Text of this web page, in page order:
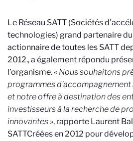
Le Réseau SATT (Sociétés
technologies) grand partenaire du
actionnaire de toutes les SATT
2012., a également répondu
l’organisme. « Nous souhaitons
programmes
et notre offre à destination des
investisseurs à la recherche de
innovantes », rapporte Laurent
SATTCréées en 2012 pour